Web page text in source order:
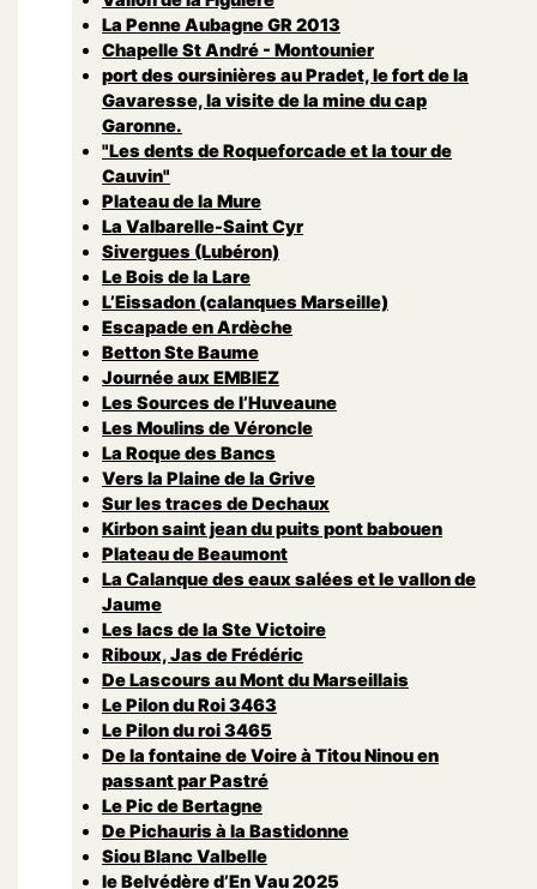
La Penne Aubagne GR 2013
Chapelle St André - Montounier
port des oursinières au Pradet, le fort de la
Gavaresse, la visite de la mine du cap
Garonne.
"Les dents de Roqueforcade et la tour de
Cauvin"
Plateau de la Mure
La Valbarelle-Saint Cyr
Sivergues (Lubéron)
Le Bois de la Lare
L’Eissadon (calanques Marseille)
Escapade en Ardèche
Betton Ste Baume
Journée aux EMBIEZ
Les Sources de l’Huveaune
Les Moulins de Véroncle
La Roque des Bancs
Vers la Plaine de la Grive
Sur les traces de Dechaux
Kirbon saint jean du puits pont babouen
Plateau de Beaumont
La Calanque des eaux salées et le vallon de
Jaume
Les lacs de la Ste Victoire
Riboux, Jas de Frédéric
De Lascours au Mont du Marseillais
Le Pilon du Roi 3463
Le Pilon du roi 3465
De la fontaine de Voire à Titou Ninou en
passant par Pastré
Le Pic de Bertagne
De Pichauris à la Bastidonne
Siou Blanc Valbelle
le Belvédère d’En Vau 2025